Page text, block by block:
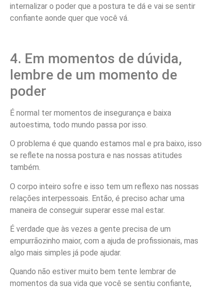
internalizar o poder que a postura te dá e vai se sentir
confiante aonde quer que você vá.
4. Em momentos de dúvida,
lembre de um momento de
poder
É normal ter momentos de insegurança e baixa
autoestima, todo mundo passa por isso.
O problema é que quando estamos mal e pra baixo, isso
se reflete na nossa postura e nas nossas atitudes
também.
O corpo inteiro sofre e isso tem um reflexo nas nossas
relações interpessoais. Então, é preciso achar uma
maneira de conseguir superar esse mal estar.
É verdade que às vezes a gente precisa de um
empurrãozinho maior, com a ajuda de profissionais, mas
algo mais simples já pode ajudar.
Quando não estiver muito bem tente lembrar de
momentos da sua vida que você se sentiu confiante,